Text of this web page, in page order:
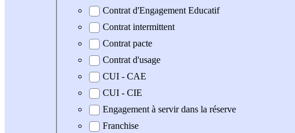
Contrat d'Engagement Educatif
Contrat intermittent
Contrat pacte
Contrat d'usage
CUI - CAE
CUI - CIE
Engagement à servir dans la réserve
Franchise